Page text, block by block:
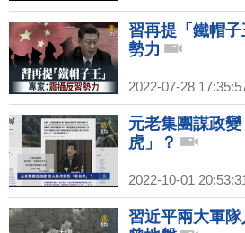
習再提「鐵帽
勢力
2022-07-28
元老集團謀政
虎」？
2022-10-01
習近平兩大軍